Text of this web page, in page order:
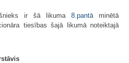
ir šā likuma 8.pantā minētā
tiesības šajā likumā noteiktajā